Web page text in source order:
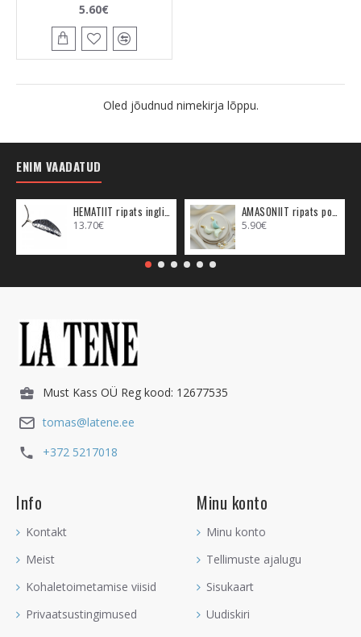
5.60€
Oled jõudnud nimekirja lõppu.
ENIM VAADATUD
13.70€ 5.90€
Must Kass OÜ Reg kood: 12677535
tomas@latene.ee
+372 5217018
Info
Kontakt
Meist
Kohaletoimetamise viisid
Privaatsustingimused
Minu konto
Minu konto
Tellimuste ajalugu
Sisukaart
Uudiskiri